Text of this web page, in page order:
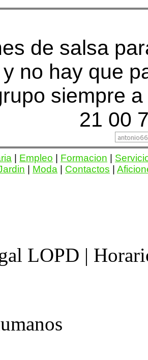
de salsa
no hay que
siempre
21 00
Empleo Formacion
Moda Contactos
LOPD |